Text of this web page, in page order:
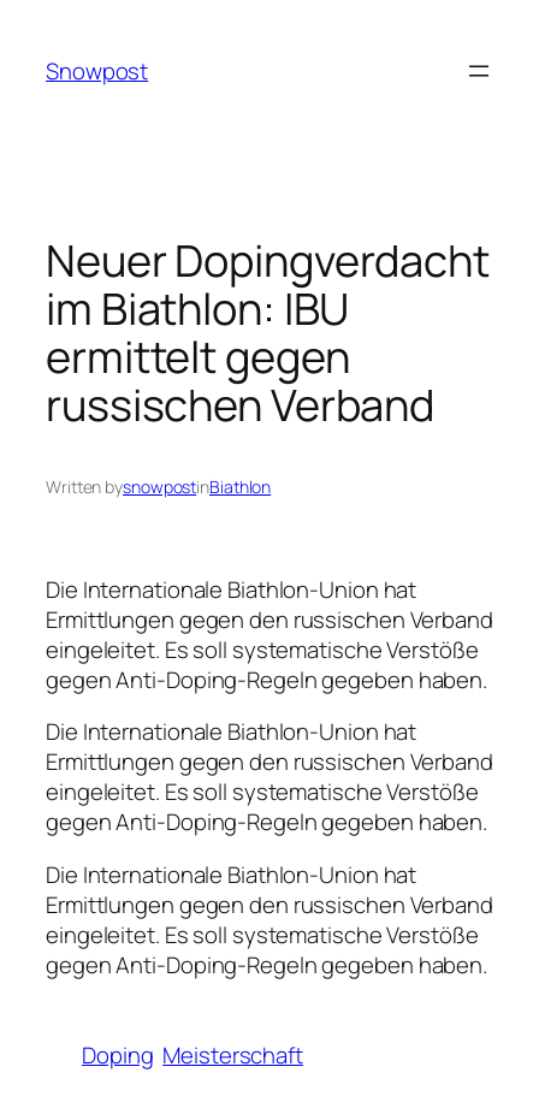
content
Snowpost
Neuer Dopingverdacht
im Biathlon: IBU
ermittelt gegen
russischen Verband
Written bysnowpostinBiathlon
Die Internationale Biathlon-Union hat
Ermittlungen gegen den russischen Verband
eingeleitet. Es soll systematische Verstöße
gegen Anti-Doping-Regeln gegeben haben.
Die Internationale Biathlon-Union hat
Ermittlungen gegen den russischen Verband
eingeleitet. Es soll systematische Verstöße
gegen Anti-Doping-Regeln gegeben haben.
Die Internationale Biathlon-Union hat
Ermittlungen gegen den russischen Verband
eingeleitet. Es soll systematische Verstöße
gegen Anti-Doping-Regeln gegeben haben.
Doping Meisterschaft